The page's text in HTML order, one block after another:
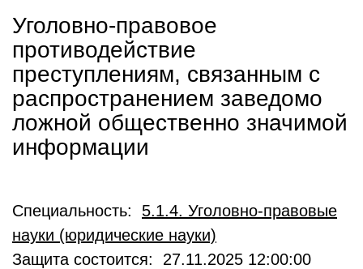
Уголовно-правовое
противодействие
преступлениям, связанным с
распространением заведомо
ложной общественно значимой
информации
Специальность: 5.1.4. Уголовно-правовые
науки (юридические науки)
Защита состоится: 27.11.2025 12:00:00